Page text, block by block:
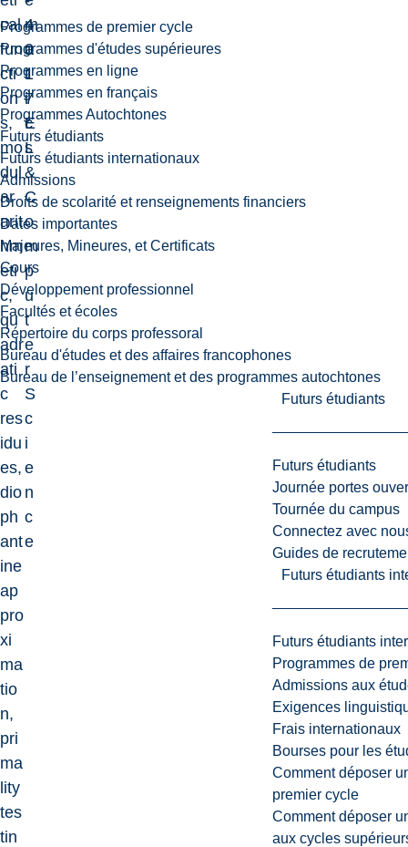
Programmes de premier cycle
Programmes d'études supérieures
Programmes en ligne
Programmes en français
Programmes Autochtones
Futurs étudiants
Futurs étudiants internationaux
Admissions
Droits de scolarité et renseignements financiers
Dates importantes
Majeures, Mineures, et Certificats
Cours
Développement professionnel
Facultés et écoles
Répertoire du corps professoral
Bureau d'études et des affaires francophones
Bureau de l’enseignement et des programmes autochtones
Futurs étudiants
Futurs étudiants
Journée portes
Tournée du campus
Connectez avec
Guides de
Futurs étudiants
Futurs étudiants
Programmes de
Admissions aux
Exigences
Frais internationaux
Bourses pour les
Comment déposer
premier cycle
Comment déposer
aux cycles
cal
fun
cti
on
s,
mo
dul
ar
arit
hm
eti
c,
qu
adr
ati
c
res
idu
es,
dio
ph
ant
ine
ap
pro
xi
ma
tio
n,
pri
ma
lity
tes
tin
4
0
1
7
E
L
m
a
t
i
c
s
&
C
o
m
p
u
t
e
r
S
c
i
e
n
c
e